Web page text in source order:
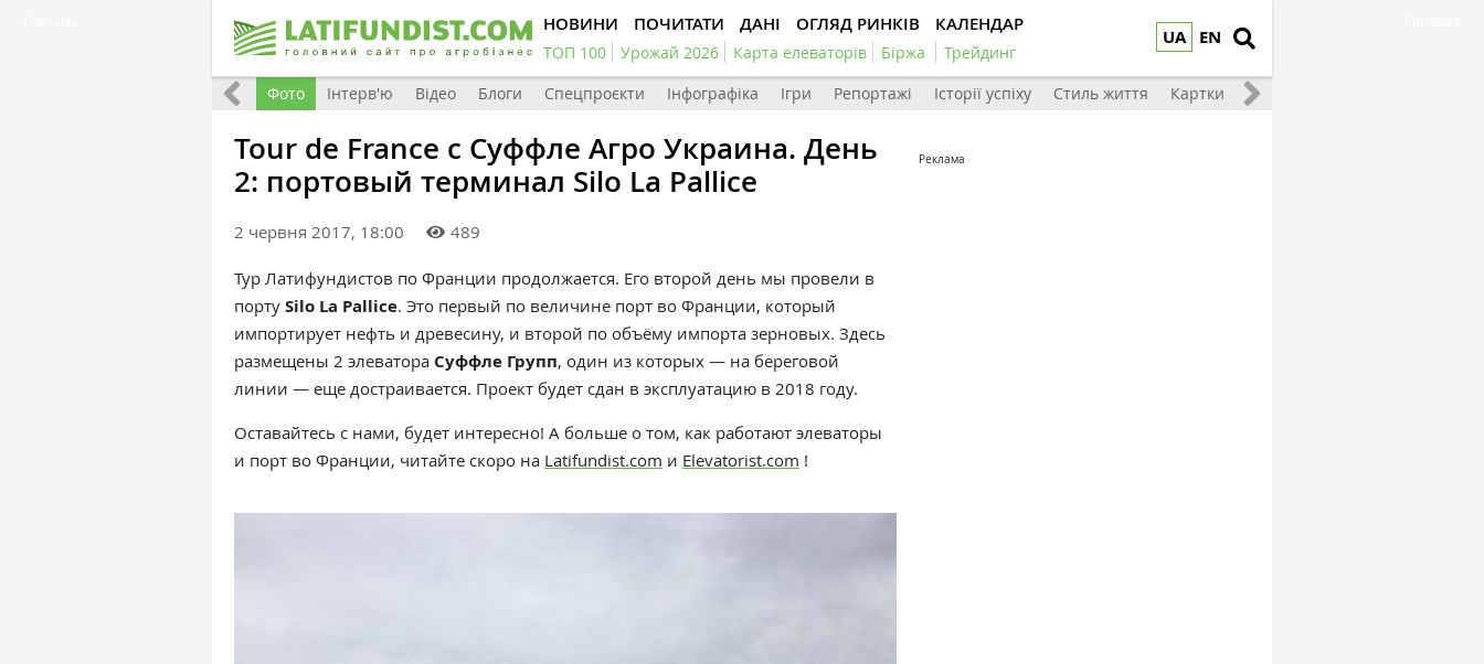
UA EN
НОВИНИ ПОЧИТАТИ ДАНІ ОГЛЯД РИНКІВ КАЛЕНДАР
ТОП 100 Урожай 2026 Карта елеваторів Біржа Трейдинг
Всі матеріали Фото Інтерв'ю Відео Блоги Спецпроєкти Інфографіка Ігри Репортажі Історії успіху Стиль життя Картки
Tour de France с Суффле Агро Украина. День
2: портовый терминал Silo La Pallice
2 червня 2017, 18:00 489
Тур Латифундистов по Франции продолжается. Его второй день мы провели в
порту Silo La Pallice. Это первый по величине порт во Франции, который
импортирует нефть и древесину, и второй по объёму импорта зерновых. Здесь
размещены 2 элеватора Суффле Групп, один из которых — на береговой
линии — еще достраивается. Проект будет сдан в эксплуатацию в 2018 году.
Оставайтесь с нами, будет интересно! А больше о том, как работают элеваторы
и порт во Франции, читайте скоро на Latifundist.com и Elevatorist.com !
Реклама